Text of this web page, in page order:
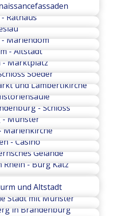
Rathaus
Mariendom
- Altstadt
- Marktplatz
Soeder
und Lambertikirche
- Schloss
- Münster
Marienkirche
- Casino
Gelände
Rhein - Burg Katz
und Altstadt
Stadt mit Münster
in Brandenburg